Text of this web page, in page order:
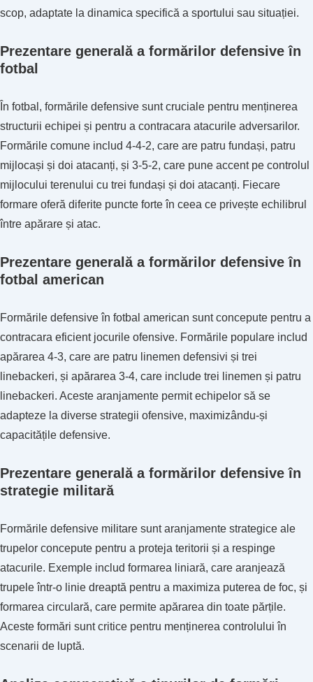
scop, adaptate la dinamica specifică a sportului sau situației.
Prezentare generală a formărilor defensive în
fotbal
În fotbal, formările defensive sunt cruciale pentru menținerea
structurii echipei și pentru a contracara atacurile adversarilor.
Formările comune includ 4-4-2, care are patru fundași, patru
mijlocași și doi atacanți, și 3-5-2, care pune accent pe controlul
mijlocului terenului cu trei fundași și doi atacanți. Fiecare
formare oferă diferite puncte forte în ceea ce privește echilibrul
între apărare și atac.
Prezentare generală a formărilor defensive în
fotbal american
Formările defensive în fotbal american sunt concepute pentru a
contracara eficient jocurile ofensive. Formările populare includ
apărarea 4-3, care are patru linemen defensivi și trei
linebackeri, și apărarea 3-4, care include trei linemen și patru
linebackeri. Aceste aranjamente permit echipelor să se
adapteze la diverse strategii ofensive, maximizându-și
capacitățile defensive.
Prezentare generală a formărilor defensive în
strategie militară
Formările defensive militare sunt aranjamente strategice ale
trupelor concepute pentru a proteja teritorii și a respinge
atacurile. Exemple includ formarea liniară, care aranjează
trupele într-o linie dreaptă pentru a maximiza puterea de foc, și
formarea circulară, care permite apărarea din toate părțile.
Aceste formări sunt critice pentru menținerea controlului în
scenarii de luptă.